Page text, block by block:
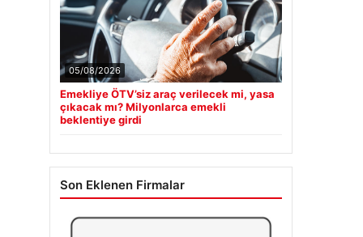
05/08/2026
Emekliye ÖTV’siz araç verilecek mi, yasa
çıkacak mı? Milyonlarca emekli
beklentiye girdi
Son Eklenen Firmalar